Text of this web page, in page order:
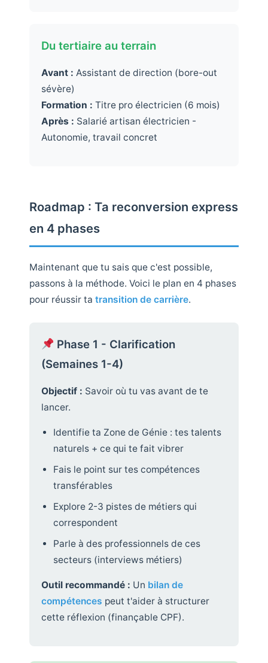
Du tertiaire au terrain
Avant : Assistant de direction (bore-out
sévère)
Formation : Titre pro électricien (6 mois)
Après : Salarié artisan électricien -
Autonomie, travail concret
Roadmap : Ta reconversion express
en 4 phases
Maintenant que tu sais que c'est possible,
passons à la méthode. Voici le plan en 4 phases
pour réussir ta transition de carrière.
Phase 1 - Clarification
(Semaines 1-4)
Objectif : Savoir où tu vas avant de te
lancer.
Identifie ta Zone de Génie : tes talents
naturels + ce qui te fait vibrer
Fais le point sur tes compétences
transférables
Explore 2-3 pistes de métiers qui
correspondent
Parle à des professionnels de ces
secteurs (interviews métiers)
Outil recommandé : Un bilan de
compétences peut t'aider à structurer
cette réflexion (finançable CPF).